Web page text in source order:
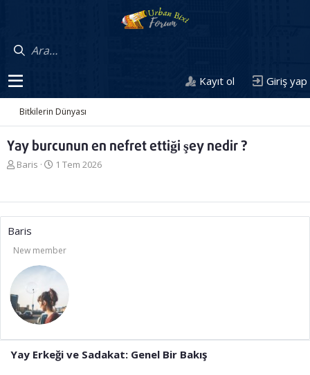
Kayıt ol Giriş yap
Bitkilerin Dünyası
Yay burcunun en nefret ettiği şey nedir ?
K
u
y
b
a
l
t
a
Baris
B
l
a
ı
a
r
i
i
1 Tem 2026
Baris
New member
Yay Erkeği ve Sadakat: Genel Bir Bakış